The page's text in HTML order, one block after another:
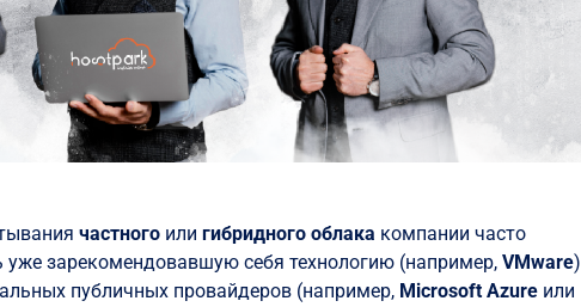
частного илигибридного облака компании часто
зарекомендовавшую себя технологию (например,VMware)
публичных провайдеров (например, Microsoft Azure или